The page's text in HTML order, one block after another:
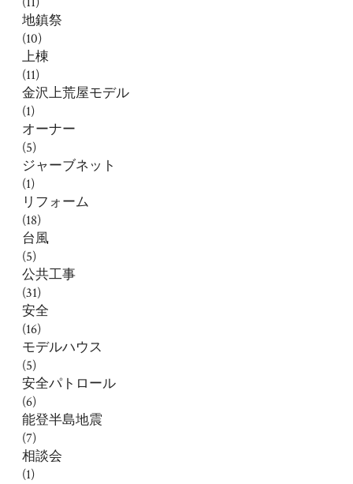
地鎮祭
(10)
上棟
(11)
金沢上荒屋モデル
(1)
オーナー
(5)
ジャーブネット
(1)
リフォーム
(18)
台風
(5)
公共工事
(31)
安全
(16)
モデルハウス
(5)
安全パトロール
(6)
能登半島地震
(7)
相談会
(1)